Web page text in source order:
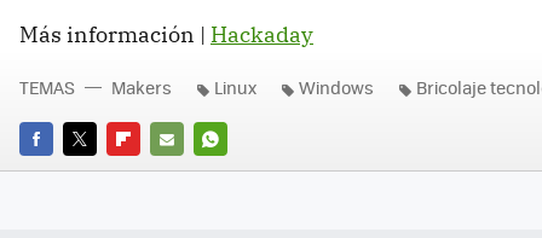
Más información | Hackaday
FACEBOOK
TWITTERFLIPBOARD
E-
WHATSAPP
TEMAS Makers Linux Windows Bricolaje